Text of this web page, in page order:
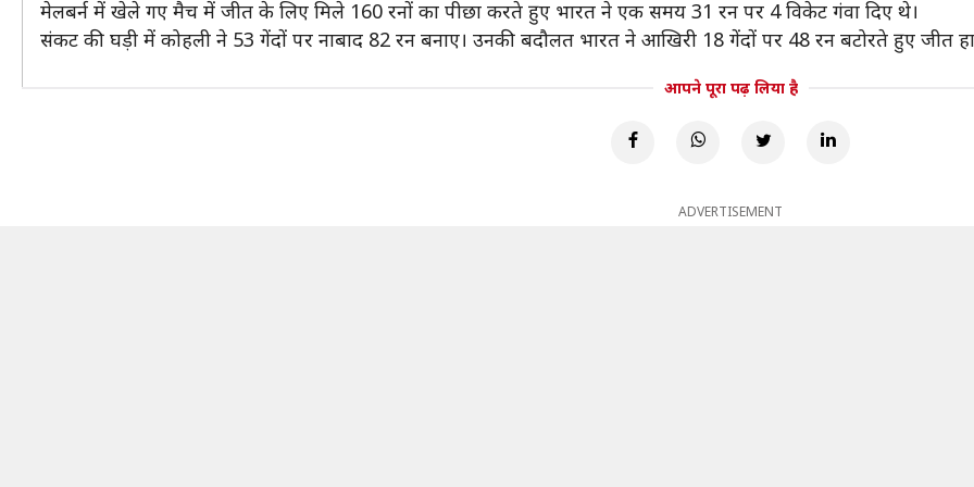
मेलबर्न में खेले गए मैच में जीत के लिए मिले 160 रनों का पीछा करते हुए भारत ने एक समय 31 रन पर 4 विकेट गंवा दिए थे।
संकट की घड़ी में कोहली ने 53 गेंदों पर नाबाद 82 रन बनाए। उनकी बदौलत भारत ने आखिरी 18 गेंदों पर 48 रन बटोरते हुए जीत
आपने पूरा पढ़ लिया है
ADVERTISEMENT